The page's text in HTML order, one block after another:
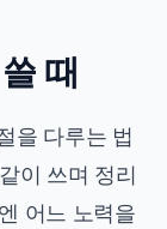
때
을 다루는 법
이 쓰며 정리
어느 노력을